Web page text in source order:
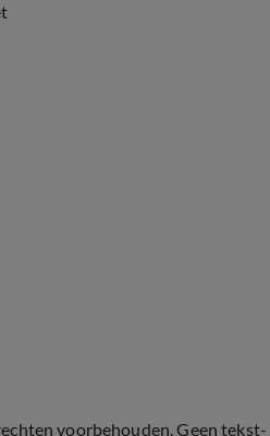
voorbehouden. Geen tekst-